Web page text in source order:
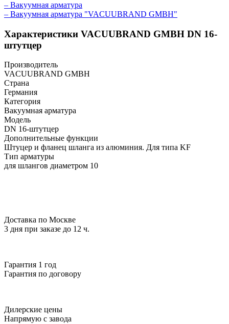
– Вакуумная арматура
– Вакуумная арматура "VACUUBRAND GMBH"
Характеристики VACUUBRAND GMBH DN 16-
штутцер
Производитель
VACUUBRAND GMBH
Страна
Германия
Категория
Вакуумная арматура
Модель
DN 16-штутцер
Дополнительные функции
Штуцер и фланец шланга из алюминия. Для типа KF
Тип арматуры
для шлангов диаметром 10
Доставка по Москве
3 дня при заказе до 12 ч.
Гарантия 1 год
Гарантия по договору
Дилерские цены
Напрямую с завода